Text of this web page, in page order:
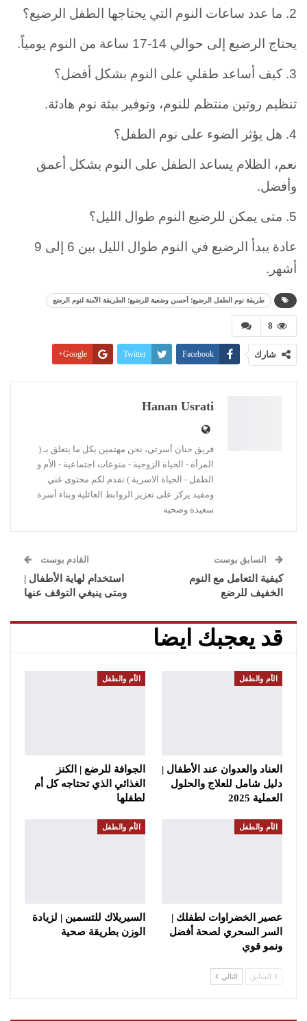
2. ما عدد ساعات النوم التي يحتاجها الطفل الرضيع؟
يحتاج الرضيع إلى حوالي 14-17 ساعة من النوم يومياً.
3. كيف أساعد طفلي على النوم بشكل أفضل؟
تنظيم روتين منتظم للنوم، وتوفير بيئة نوم هادئة.
4. هل يؤثر الضوء على نوم الطفل؟
نعم، الظلام يساعد الطفل على النوم بشكل أعمق
وأفضل.
5. متى يمكن للرضيع النوم طوال الليل؟
عادة يبدأ الرضيع في النوم طوال الليل بين 6 إلى 9
أشهر.
طريقة نوم الطفل الرضيع؛ أحسن وضعية للرضيع؛ الطريقة الآمنة لنوم الرضع
8
شارك Facebook
Twitter
Google+
Linkedin
Hanan Usrati
فريق حنان أسرتي، نحن مهتمين بكل ما يتعلق بـ (
المرأة - الحياة الزوجية - منوعات اجتماعية - الأم و
الطفل - الحياة الاسرية ) نقدم لكم محتوى غني
ومفيد يركز على تعزيز الروابط العائلية وبناء أسرة
سعيدة وصحية
السابق بوست
كيفية التعامل مع النوم
الخفيف للرضع
القادم بوست
استخدام لهاية الأطفال |
ومتى ينبغي التوقف عنها
قد يعجبك ايضا
الأم والطفل
العناد والعدوان عند الأطفال |
دليل شامل للعلاج والحلول
العملية 2025
الأم والطفل
الجوافة للرضع | الكنز
الغذائي الذي تحتاجه كل أم
لطفلها
الأم والطفل
عصير الخضراوات لطفلك |
السر السحري لصحة أفضل
ونمو قوي
الأم والطفل
السيريلاك للتسمين | لزيادة
الوزن بطريقة صحية
السابق التالي